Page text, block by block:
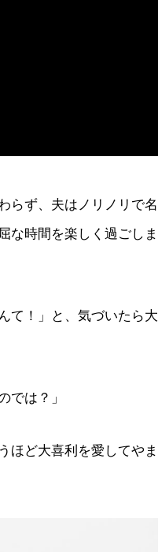
らず、夫はノリノリで名
な時間を楽しく過ごしま
て！」と、気づいたら大
では？」
ほど大喜利を愛してやま